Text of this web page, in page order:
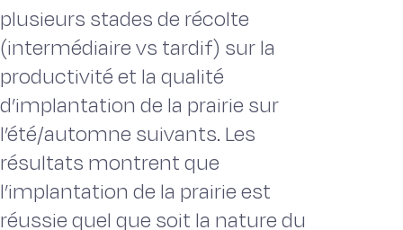
plusieurs stades de récolte
(intermédiaire vs tardif) sur la
productivité et la qualité
d’implantation de la prairie sur
l’été/automne suivants. Les
résultats montrent que
l’implantation de la prairie est
réussie quel que soit la nature du